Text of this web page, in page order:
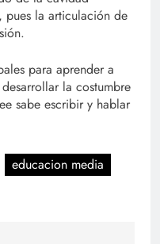
pues la articulación de
para aprender a
la costumbre
sabe escribir y hablar
educacion media